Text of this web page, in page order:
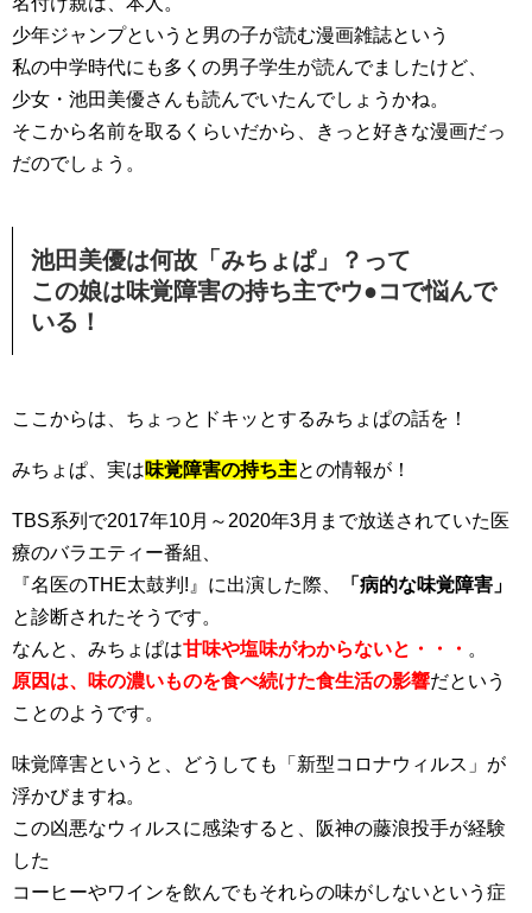
少年ジャンプというと男の子が読む漫画雑誌という
私の中学時代にも多くの男子学生が読んでましたけど、
少女・池田美優さんも読んでいたんでしょうかね。
そこから名前を取るくらいだから、きっと好きな漫画だっ
だのでしょう。
池田美優は何故「みちょぱ」？って
この娘は味覚障害の持ち主でウ●コで悩んで
いる！
ここからは、ちょっとドキッとするみちょぱの話を！
みちょぱ、実は味覚障害の持ち主との情報が！
TBS系列で2017年10月～2020年3月まで放送されていた医
療のバラエティー番組、
『名医のTHE太鼓判!』に出演した際、
「病的な味覚障害」
と診断されたそうです。
なんと、みちょぱは甘味や塩味がわからないと・・・ 。
原因は、味の濃いものを食べ続けた食生活の影響だという
ことのようです。
味覚障害というと、どうしても「新型コロナウィルス」が
浮かびますね。
この凶悪なウィルスに感染すると、阪神の藤浪投手が経験
した
コーヒーやワインを飲んでもそれらの味がしないという症